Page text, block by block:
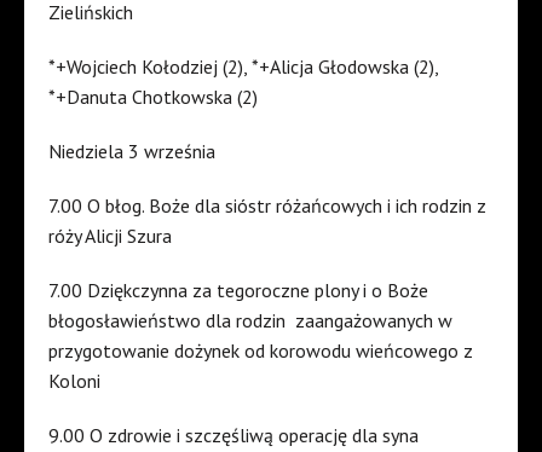
Zielińskich
*+Wojciech Kołodziej (2), *+Alicja Głodowska (2),
*+Danuta Chotkowska (2)
Niedziela 3 września
7.00 O błog. Boże dla sióstr różańcowych i ich rodzin z
róży Alicji Szura
7.00 Dziękczynna za tegoroczne plony i o Boże
błogosławieństwo dla rodzin zaangażowanych w
przygotowanie dożynek od korowodu wieńcowego z
Koloni
9.00 O zdrowie i szczęśliwą operację dla syna